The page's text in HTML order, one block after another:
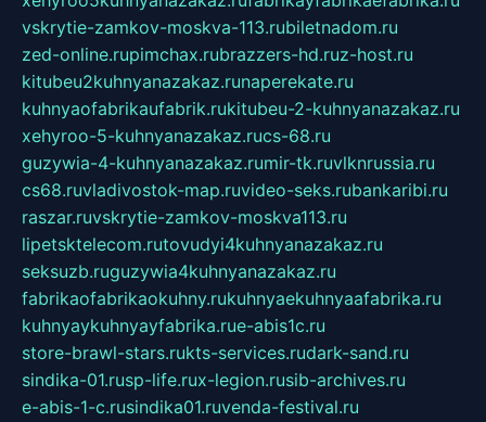
vskrytie-zamkov-moskva-113.rubiletnadom.ru
zed-online.rupimchax.rubrazzers-hd.ruz-host.ru
kitubeu2kuhnyanazakaz.runaperekate.ru
kuhnyaofabrikaufabrik.rukitubeu-2-kuhnyanazakaz.ru
xehyroo-5-kuhnyanazakaz.rucs-68.ru
guzywia-4-kuhnyanazakaz.rumir-tk.ruvlknrussia.ru
cs68.ruvladivostok-map.ruvideo-seks.rubankaribi.ru
raszar.ruvskrytie-zamkov-moskva113.ru
lipetsktelecom.rutovudyi4kuhnyanazakaz.ru
seksuzb.ruguzywia4kuhnyanazakaz.ru
fabrikaofabrikaokuhny.rukuhnyaekuhnyaafabrika.ru
kuhnyaykuhnyayfabrika.rue-abis1c.ru
store-brawl-stars.rukts-services.rudark-sand.ru
sindika-01.rusp-life.rux-legion.rusib-archives.ru
e-abis-1-c.rusindika01.ruvenda-festival.ru